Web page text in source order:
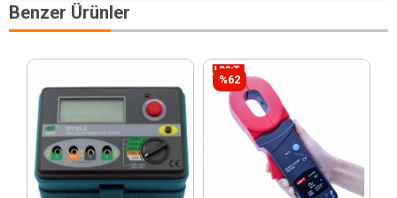
Benzer Ürünler
%62